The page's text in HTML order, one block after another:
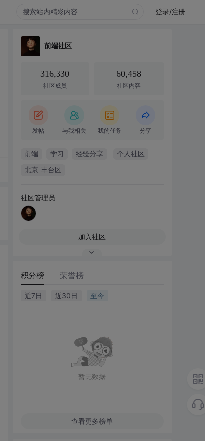
登录/注册
前端社区
316,330
社区成员
60,458
社区内容
发帖 与我相关 我的任务 分享
前端 学习 经验分享 个人社区
北京·丰台区
社区管理员
加入社区
积分榜 荣誉榜
近7日 近30日 至今
暂无数据
查看更多榜单